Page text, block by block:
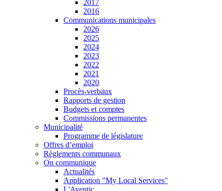
2017
2016
Communications municipales
2026
2025
2024
2023
2022
2021
2020
Procès-verbaux
Rapports de gestion
Budgets et comptes
Commissions permanentes
Municipalité
Programme de législature
Offres d’emploi
Règlements communaux
On communique
Actualités
Application "My Local Services"
L'Aventic